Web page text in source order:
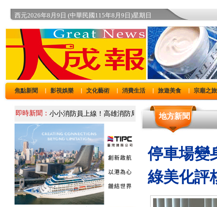
西元2026年8月9日 (中華民國115年8月9日)星期日
焦點新聞 影視娛樂 文化藝術 消費生活 旅遊美食 宗廟之旅
即時新聞： 地方新聞
停車場變
綠美化評